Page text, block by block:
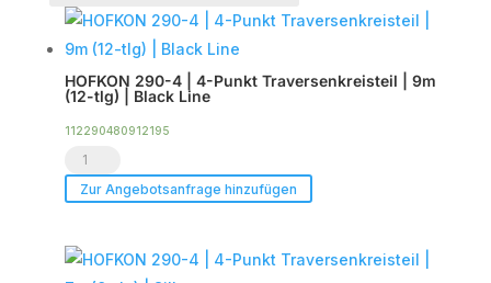
sortiert
HOFKON 290-4 | 4-Punkt Traversenkreisteil | 9m
(12-tlg) | Black Line
112290480912195
HOFKON
290-
|
Zur Angebotsanfrage hinzufügen